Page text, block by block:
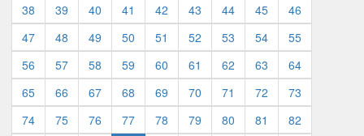
38
39 40 41 42 43 44 45
46
47
48 49 50 51 52 53 54
55
56
57 58 59 60 61 62 63
64
65
66 67 68 69 70 71 72
73
74
75 76 77 78 79 80 81
82